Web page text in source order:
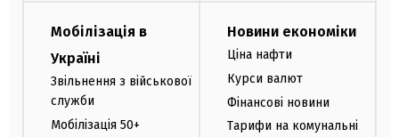
Мобілізація в
Україні
Звільнення з військової
служби
Мобілізація 50+
Новини економіки
Ціна нафти
Курси валют
Фінансові новини
Тарифи на комунальні